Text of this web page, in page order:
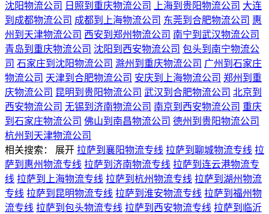
沈阳物流公司
日照到重庆物流公司 上海到贵阳物流公司 大连
到成都物流公司 成都到上海物流公司 东莞到合肥物流公司 惠
州到天津物流公司 西安到郑州物流公司 南宁到武汉物流公司
青岛到重庆物流公司 沈阳到西安物流公司 包头到南宁物流公
司 石家庄到沈阳物流公司 滁州到重庆物流公司 广州到石家庄
物流公司 天津到合肥物流公司 安庆到上海物流公司 郑州到重
庆物流公司 昆明到贵阳物流公司 武汉到合肥物流公司 北京到
西安物流公司 无锡到济南物流公司 南京到西安物流公司 重庆
到石家庄物流公司 佛山到南昌物流公司 德州到贵阳物流公司
杭州到天津物流公司
相关搜索： 展开 拉萨到襄阳物流专线 拉萨到聊城物流专线 拉
萨到惠州物流专线 拉萨到济南物流专线 拉萨到连云港物流专
线 拉萨到上海物流专线 拉萨到杭州物流专线 拉萨到湖州物流
专线 拉萨到昆明物流专线 拉萨到淮安物流专线 拉萨到福州物
流专线 拉萨到包头物流专线 拉萨到西安物流专线 拉萨到临沂